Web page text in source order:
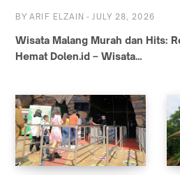
BY ARIF ELZAIN - JULY 28, 2026
Wisata Malang Murah dan Hits:
Hemat Dolen.id – Wisata…